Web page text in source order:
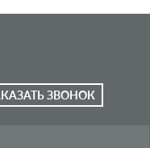
ЗВОНОК